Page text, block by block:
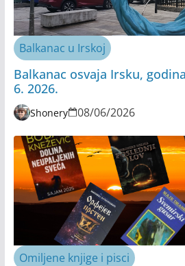
Balkanac u Irskoj
Balkanac osvaja Irsku,
6. 2026.
Shonery 08/06/2026
Omiljene knjige i pisci